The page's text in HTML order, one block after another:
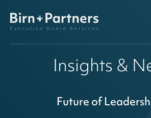
Insights &
Future of